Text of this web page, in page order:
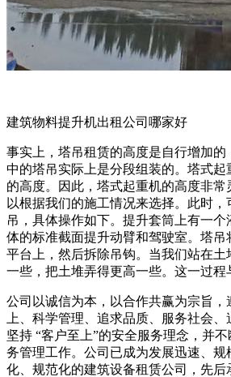
建筑物料提升机出租公司哪家好
事实上，塔吊租赁的高度是自行增加的
中的塔吊实际上是分段组装的。塔式
的高度。因此，塔式起重机的高度非
以根据我们的施工情况来选择。此时
吊，具体操作如下。提升套筒上有一
体的标准截面提升动臂和驾驶室。塔
平台上，然后拆除吊钩。当我们站在土
一些，把土堆弄得更高一些。这一过程
公司以诚信为本，以合作共赢为宗旨，
上、科学管理、追求品质、服务社会
坚持 “客户至上”的安全服务理念，并
务管理工作。公司已成为发展迅速、规
化、规范化的建筑设备租赁公司，先后